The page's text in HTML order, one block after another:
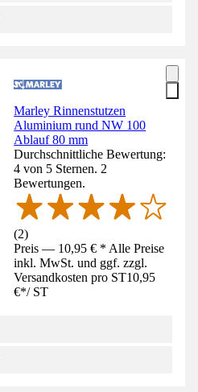
Marley Rinnenstutzen
Aluminium rund NW 100
Ablauf 80 mm
Durchschnittliche Bewertung:
4 von 5 Sternen. 2
Bewertungen.
(2)
Preis — 10,95 € * Alle Preise
inkl. MwSt. und ggf. zzgl.
Versandkosten pro ST10,95
€*/ ST